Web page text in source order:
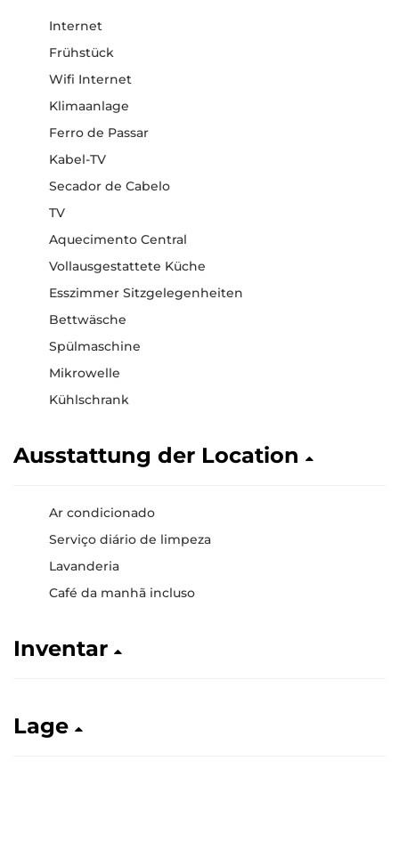
Internet
Frühstück
Wifi Internet
Klimaanlage
Ferro de Passar
Kabel-TV
Secador de Cabelo
TV
Aquecimento Central
Vollausgestattete Küche
Esszimmer Sitzgelegenheiten
Bettwäsche
Spülmaschine
Mikrowelle
Kühlschrank
Ausstattung der Location
Ar condicionado
Serviço diário de limpeza
Lavanderia
Café da manhã incluso
Inventar
Lage